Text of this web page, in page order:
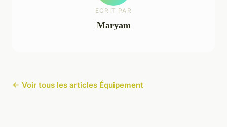
ECRIT PAR
Maryam
← Voir tous les articles Équipement